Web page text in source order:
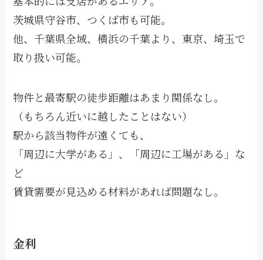
茨城県守谷市、つくば市も可能。
他、千葉県全域、横浜の千葉より、東京、埼玉で
取り扱い可能。
物件と最寄駅の徒歩距離はあまり関係なし。
（もちろん近いに越したことはない）
駅から該当物件が遠くても、
「周辺に大学がある」、「周辺に工場がある」な
ど
賃貸需要が見込める材料があれば問題なし。
金利